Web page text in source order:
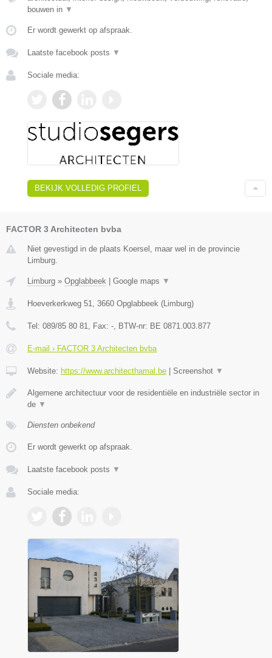
bouwen in ▼
Er wordt gewerkt op afspraak.
Laatste facebook posts ▼
Sociale media:
BEKIJK VOLLEDIG PROFIEL
FACTOR 3 Architecten bvba
Niet gevestigd in de plaats Koersel, maar wel in de provincie
Limburg.
Limburg » Opglabbeek Google maps ▼
Hoeverkerkweg 51, 3660 Opglabbeek (Limburg)
Tel: 089/85 80 81, Fax: -, BTW-nr: BE 0871.003.877
E-mail › FACTOR 3 Architecten bvba
Website: https://www.architecthamal.be Screenshot ▼
Algemene architectuur voor de residentiële en industriële sector in
de ▼
Diensten onbekend
Er wordt gewerkt op afspraak.
Laatste facebook posts ▼
Sociale media: